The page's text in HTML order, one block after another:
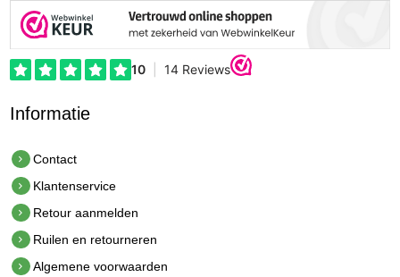
Informatie
Contact
Klantenservice
Retour aanmelden
Ruilen en retourneren
Algemene voorwaarden